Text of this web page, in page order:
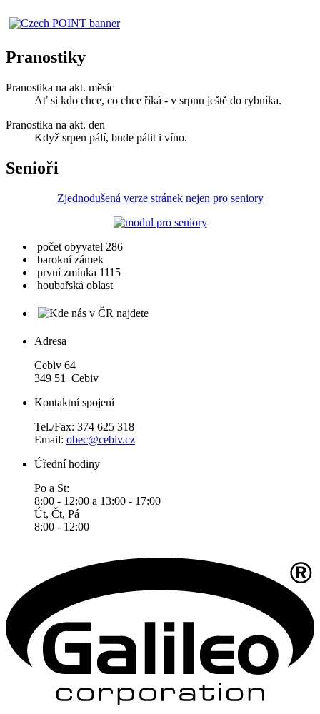
Pranostiky
Pranostika na akt. měsíc
Ať si kdo chce, co chce říká - v srpnu ještě do rybníka.
Pranostika na akt. den
Když srpen pálí, bude pálit i víno.
Senioři
Zjednodušená verze stránek nejen pro seniory
počet obyvatel 286
barokní zámek
první zmínka 1115
houbařská oblast
Adresa
Cebiv 64
349 51 Cebiv
Kontaktní spojení
Tel./Fax: 374 625 318
Email: obec@cebiv.cz
Úřední hodiny
Po a St:
8:00 - 12:00 a 13:00 - 17:00
Út, Čt, Pá
8:00 - 12:00